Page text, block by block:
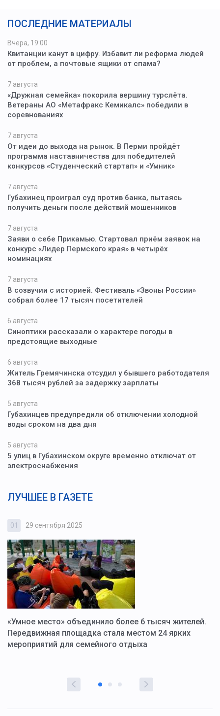
ПОСЛЕДНИЕ МАТЕРИАЛЫ
Вчера, 19:00
Квитанции канут в цифру. Избавит ли реформа людей
от проблем, а почтовые ящики от спама?
7 августа
«Дружная семейка» покорила вершину турслёта.
Ветераны АО «Метафракс Кемикалс» победили в
соревнованиях
7 августа
От идеи до выхода на рынок. В Перми пройдёт
программа наставничества для победителей
конкурсов «Студенческий стартап» и «Умник»
7 августа
Губахинец проиграл суд против банка, пытаясь
получить деньги после действий мошенников
7 августа
Заяви о себе Прикамью. Стартовал приём заявок на
конкурс «Лидер Пермского края» в четырёх
номинациях
7 августа
В созвучии с историей. Фестиваль «Звоны России»
собрал более 17 тысяч посетителей
6 августа
Синоптики рассказали о характере погоды в
предстоящие выходные
6 августа
Житель Гремячинска отсудил у бывшего работодателя
368 тысяч рублей за задержку зарплаты
5 августа
Губахинцев предупредили об отключении холодной
воды сроком на два дня
5 августа
5 улиц в Губахинском округе временно отключат от
электроснабжения
ЛУЧШЕЕ В ГАЗЕТЕ
01 29 сентября 2025
«Умное место» объединило более 6 тысяч жителей.
Передвижная площадка стала местом 24 ярких
мероприятий для семейного отдыха